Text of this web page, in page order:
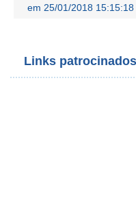
em 25/01/2018 15:15:18
Links patrocinados